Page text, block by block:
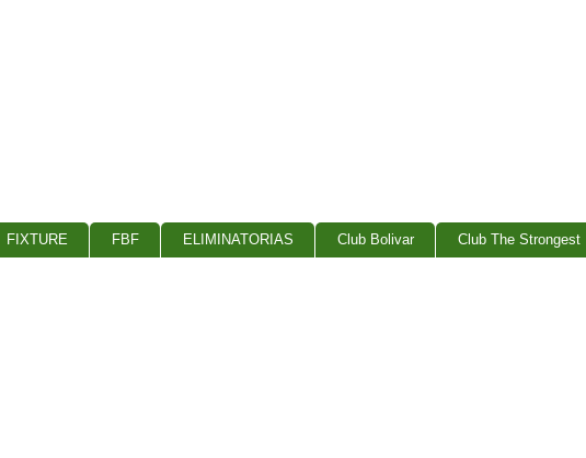
FIXTURE FBF ELIMINATORIAS Club Bolivar Club The Strongest